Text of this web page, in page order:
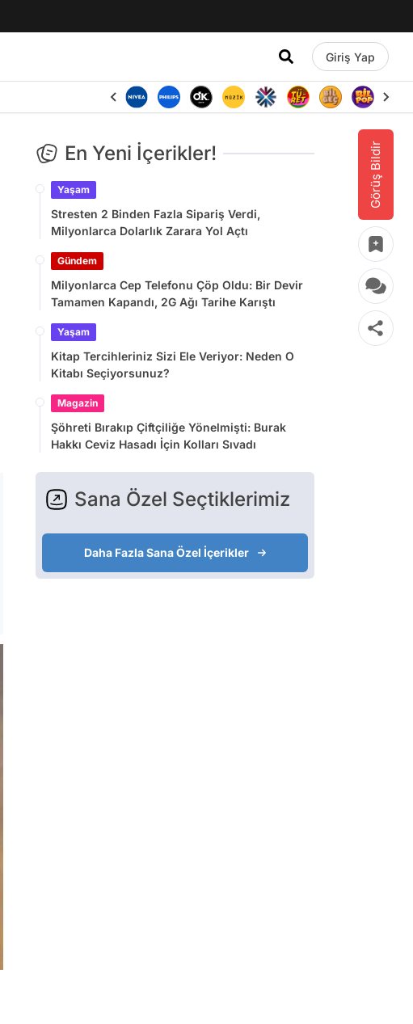
Giriş Yap
Görüş Bildir
En Yeni İçerikler!
Yaşam
Stresten 2 Binden Fazla Sipariş Verdi,
Milyonlarca Dolarlık Zarara Yol Açtı
Gündem
Milyonlarca Cep Telefonu Çöp Oldu: Bir Devir
Tamamen Kapandı, 2G Ağı Tarihe Karıştı
Yaşam
Kitap Tercihleriniz Sizi Ele Veriyor: Neden O
Kitabı Seçiyorsunuz?
Magazin
Şöhreti Bırakıp Çiftçiliğe Yönelmişti: Burak
Hakkı Ceviz Hasadı İçin Kolları Sıvadı
Sana Özel Seçtiklerimiz
Daha Fazla Sana Özel İçerikler